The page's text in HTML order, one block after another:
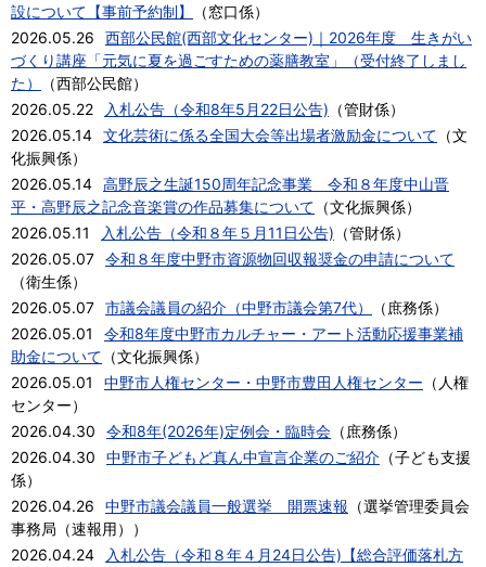
設について【事前予約制】
（窓口係）
2026.05.26
西部公民館(西部文化センター)｜2026年度 生きがい
づくり講座「元気に夏を過ごすための薬膳教室」（受付終了しまし
た）
（西部公民館）
2026.05.22
入札公告（令和8年5月22日公告) （管財係）
2026.05.14 文化芸術に係る全国大会等出場者激励金について （文
化振興係）
2026.05.14 高野辰之生誕150周年記念事業 令和８年度中山晋
平・高野辰之記念音楽賞の作品募集について （文化振興係）
2026.05.11
入札公告（令和８年５月11日公告) （管財係）
2026.05.07 令和８年度中野市資源物回収報奨金の申請について
（衛生係）
2026.05.07 市議会議員の紹介（中野市議会第7代） （ 庶務係）
2026.05.01
令和8年度中野市カルチャー・アート活動応援事業補
助金について （文化振興係）
2026.05.01
中野市人権センター・中野市豊田人権センター （ 人権
センター）
2026.04.30
令和8年(2026年)定例会・臨時会 （ 庶務係）
2026.04.30
中野市子どもど真ん中宣言企業のご紹介 （子ども支援
係）
2026.04.26
中野市議会議員一般選挙 開票速報 （選挙管理委員会
事務局（速報用）
）
2026.04.24
入札公告（令和８年４月24日公告)【総合評価落札方